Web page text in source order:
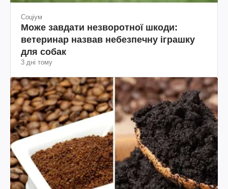
Соціум
Може завдати незворотної шкоди:
ветеринар назвав небезпечну іграшку
для собак
3 дні тому